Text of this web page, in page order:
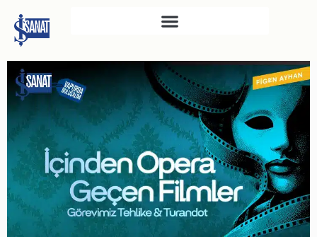
SAHNE SANATLARI
TÜRKIYE İŞ BANKASI
RESIM HEYKEL MÜZESI
TÜRKIYE İŞ BANKASI
MÜZESI
İKTISADI BAĞIMSIZLIK
MÜZESI